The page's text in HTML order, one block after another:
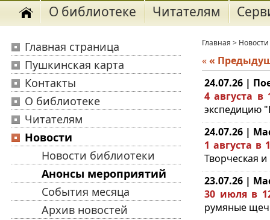
О библиотеке Читателям
Главная страница
Пушкинская карта
Контакты
О библиотеке
Читателям
Новости
Новости библиотеки
Анонсы мероприятий
События месяца
Архив новостей
Главная > Новости
««
24.07.26 |
4 августа в
экспедицию
24.07.26 |
1 августа в
Творческая
23.07.26 |
30 июля в
румяные